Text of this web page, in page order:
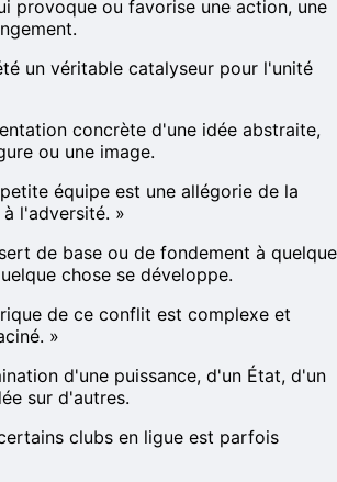
provoque ou favorise une action, une
un véritable catalyseur pour l'unité
concrète d'une idée abstraite,
ou une image.
équipe est une allégorie de la
l'adversité. »
de base ou de fondement à quelque
chose se développe.
de ce conflit est complexe et
»
d'une puissance, d'un État, d'un
sur d'autres.
clubs en ligue est parfois